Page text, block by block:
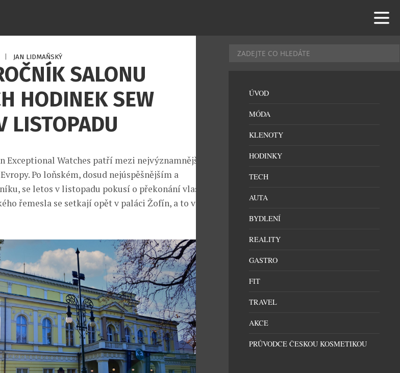
JAN LIDMAŇSKÝ
SALONU
HODINEK SEW
LISTOPADU
Exceptional Watches patří mezi nejvýznamnější
Po loňském, dosud nejúspěšnějším a
se letos v listopadu pokusí o překonání vlastních
řemesla se setkají opět v paláci Žofín, a to v pátek a
ÚVOD
MÓDA
KLENOTY
HODINKY
TECH
AUTA
BYDLENÍ
REALITY
GASTRO
FIT
TRAVEL
AKCE
PRŮVODCE ČESKOU KOSMETIKOU